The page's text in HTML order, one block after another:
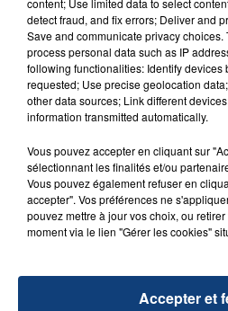
INCENDIE MORTEL À
SON BÉBÉ ENTRE LA VIE
Un homme s'est immolé
aspergé sa compagne et
d'un liquide inflammable.
20 juillet 2026
UNE ADOLESCENTE
La famille a porté plainte
reconnu sa responsabilité
detect fraud, and fix errors; Deliver and
Save and communicate privacy
process personal data such as IP
following functionalities: Identify
requested; Use precise geolocation
other data sources; Link different
information transmitted automatically.
Vous pouvez accepter en cliquant sur
sélectionnant les finalités et/ou
Vous pouvez également refuser en
accepter". Vos préférences ne
pouvez mettre à jour vos choix, ou
moment via le lien "Gérer les cookies"
Accepter et